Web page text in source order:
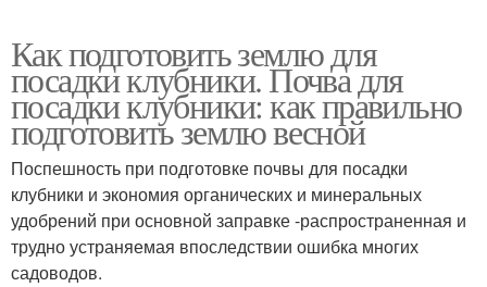
Как подготовить землю для
посадки клубники. Почва для
посадки клубники: как правильно
подготовить землю весной
Поспешность при подготовке почвы для посадки
клубники и экономия органических и минеральных
удобрений при основной заправке -распространенная и
трудно устраняемая впоследствии ошибка многих
садоводов.